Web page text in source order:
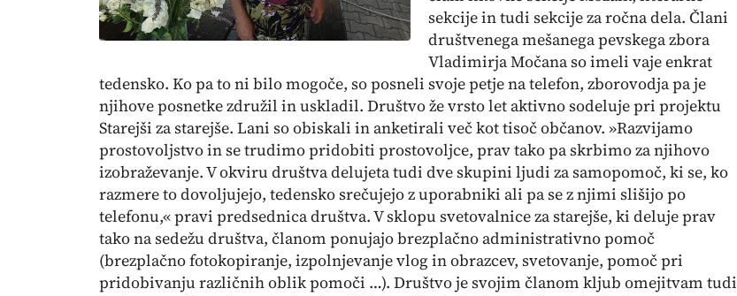
sekcije in tudi sekcije za ročna dela. Člani
društvenega mešanega pevskega zbora
Vladimirja Močana so imeli vaje enkrat
tedensko. Ko pa to ni bilo mogoče, so posneli svoje petje na telefon, zborovodja pa je
njihove posnetke združil in uskladil. Društvo že vrsto let aktivno sodeluje pri projektu
Starejši za starejše. Lani so obiskali in anketirali več kot tisoč občanov. »Razvijamo
prostovoljstvo in se trudimo pridobiti prostovoljce, prav tako pa skrbimo za njihovo
izobraževanje. V okviru društva delujeta tudi dve skupini ljudi za samopomoč, ki se, ko
razmere to dovoljujejo, tedensko srečujejo z uporabniki ali pa se z njimi slišijo po
telefonu,« pravi predsednica društva. V sklopu svetovalnice za starejše, ki deluje prav
tako na sedežu društva, članom ponujajo brezplačno administrativno pomoč
(brezplačno fotokopiranje, izpolnjevanje vlog in obrazcev, svetovanje, pomoč pri
pridobivanju različnih oblik pomoči …). Društvo je svojim članom kljub omejitvam tudi